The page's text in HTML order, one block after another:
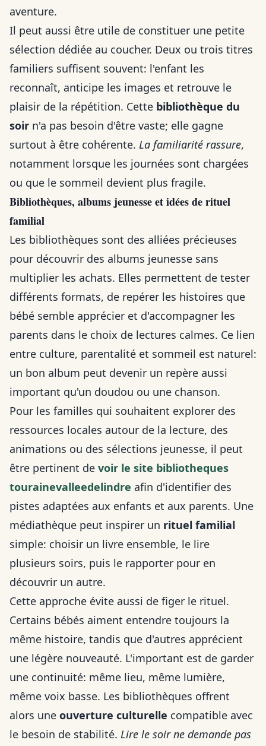
aventure.
Il peut aussi être utile de constituer une petite
sélection dédiée au coucher. Deux ou trois titres
familiers suffisent souvent: l'enfant les
reconnaît, anticipe les images et retrouve le
plaisir de la répétition. Cette bibliothèque du
soir n'a pas besoin d'être vaste; elle gagne
surtout à être cohérente. La familiarité rassure,
notamment lorsque les journées sont chargées
ou que le sommeil devient plus fragile.
Bibliothèques, albums jeunesse et idées de rituel
familial
Les bibliothèques sont des alliées précieuses
pour découvrir des albums jeunesse sans
multiplier les achats. Elles permettent de tester
différents formats, de repérer les histoires que
bébé semble apprécier et d'accompagner les
parents dans le choix de lectures calmes. Ce lien
entre culture, parentalité et sommeil est naturel:
un bon album peut devenir un repère aussi
important qu'un doudou ou une chanson.
Pour les familles qui souhaitent explorer des
ressources locales autour de la lecture, des
animations ou des sélections jeunesse, il peut
être pertinent de voir le site bibliotheques
tourainevalleedelindre afin d'identifier des
pistes adaptées aux enfants et aux parents. Une
médiathèque peut inspirer un rituel familial
simple: choisir un livre ensemble, le lire
plusieurs soirs, puis le rapporter pour en
découvrir un autre.
Cette approche évite aussi de figer le rituel.
Certains bébés aiment entendre toujours la
même histoire, tandis que d'autres apprécient
une légère nouveauté. L'important est de garder
une continuité: même lieu, même lumière,
même voix basse. Les bibliothèques offrent
alors une ouverture culturelle compatible avec
le besoin de stabilité. Lire le soir ne demande pas